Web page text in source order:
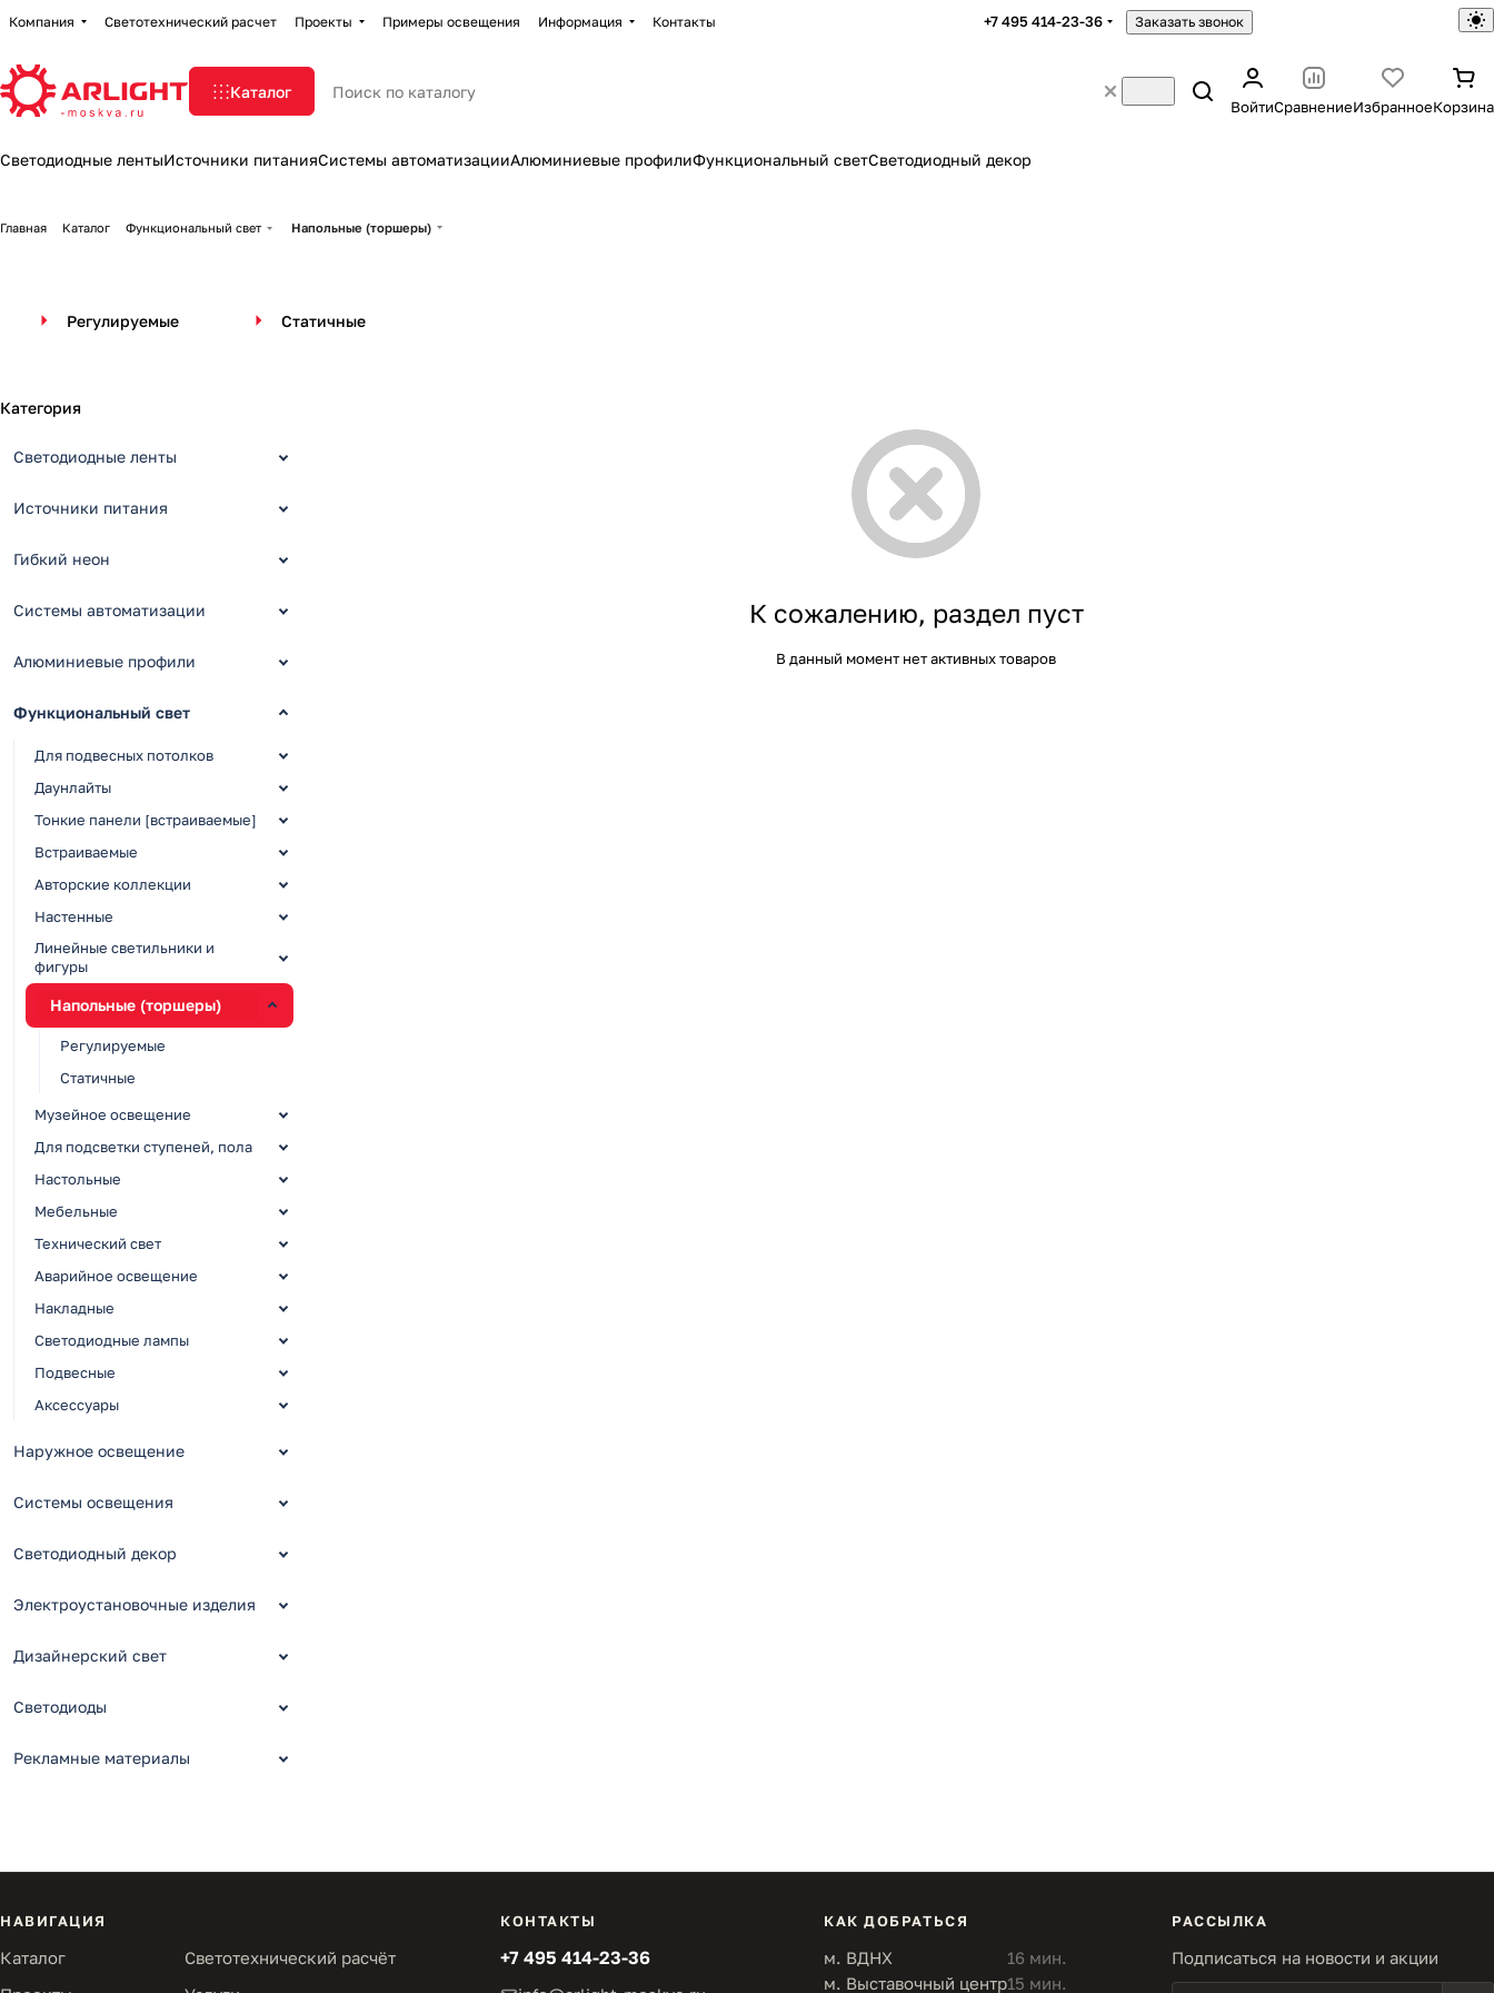
Компания Светотехнический расчет Проекты Примеры освещения Информация Контакты +7 495 414-23-36 Заказать звонок
Каталог
ВойтиСравнениеИзбранноеКорзина
Светодиодные лентыИсточники питанияСистемы автоматизацииАлюминиевые профилиФункциональный светСветодиодный декор
Главная Каталог Функциональный свет Напольные (торшеры)
Регулируемые Статичные
К сожалению, раздел пуст
В данный момент нет активных товаров
Категория
Светодиодные ленты
Источники питания
Гибкий неон
Системы автоматизации
Алюминиевые профили
Функциональный свет
Для подвесных потолков
Даунлайты
Тонкие панели [встраиваемые]
Встраиваемые
Авторские коллекции
Настенные
Линейные светильники и
фигуры
Напольные (торшеры)
Регулируемые
Статичные
Музейное освещение
Для подсветки ступеней, пола
Настольные
Мебельные
Технический свет
Аварийное освещение
Накладные
Светодиодные лампы
Подвесные
Аксессуары
Наружное освещение
Системы освещения
Светодиодный декор
Электроустановочные изделия
Дизайнерский свет
Светодиоды
Рекламные материалы
НАВИГАЦИЯ
Каталог
Светотехнический расчёт
КОНТАКТЫ
+7 495 414-23-36
КАК ДОБРАТЬСЯ
м. ВДНХ
16 мин.
м. Выставочный центр15 мин.
РАССЫЛКА
Подписаться на новости и акции